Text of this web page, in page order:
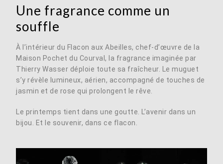
Une fragrance comme un
souffle
À l’intérieur du Flacon aux Abeilles, chef-d’œuvre de la
Maison Pochet du Courval, la fragrance imaginée par
Thierry Wasser déploie toute sa fraîcheur. Le muguet
s’y révèle lumineux, aérien, accompagné de touches de
jasmin et de rose qui prolongent le rêve.
Le printemps tient dans une goutte. L’avenir dans un
bijou. Et le souvenir, dans ce flacon.